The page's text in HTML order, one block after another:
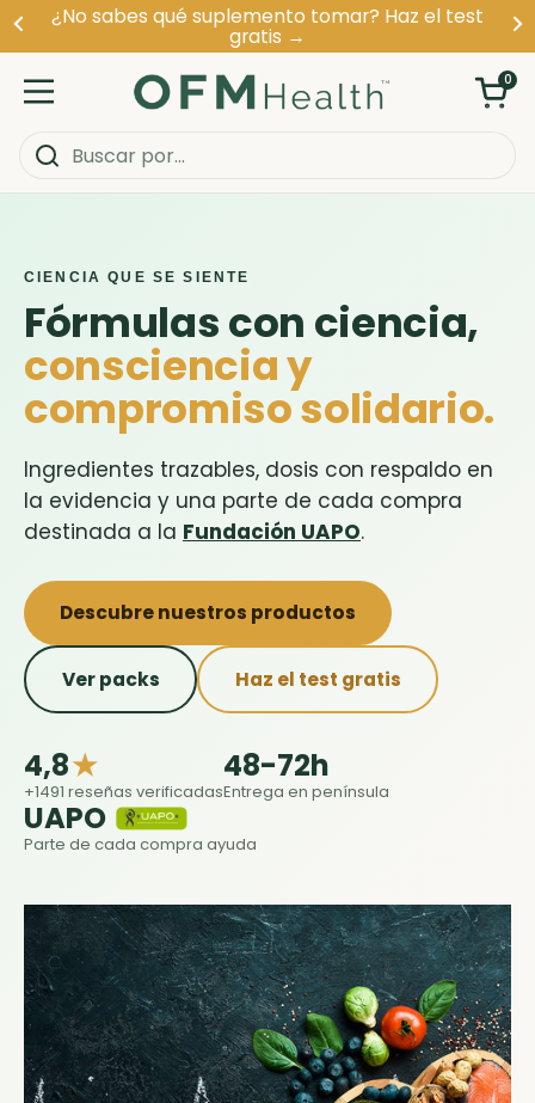
Ir al contenido
Anterior
¿No sabes qué suplemento tomar? Haz el test
gratis →
Abrir menú
Abrir0
CIENCIA QUE SE SIENTE
Fórmulas con ciencia,
consciencia y
compromiso solidario.
Ingredientes trazables, dosis con respaldo en
la evidencia y una parte de cada compra
destinada a la Fundación UAPO.
Descubre nuestros productos
Ver packs Haz el test gratis
4,8★
+1491 reseñas verificadas
48-72h
Entrega en península
UAPO
Parte de cada compra ayuda